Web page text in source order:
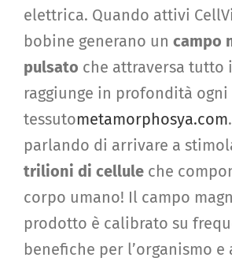
elettrica. Quando attivi
bobine generano un campo
pulsato che attraversa tutto
raggiunge in profondità ogni
tessutometamorphosya.com
parlando di arrivare a
trilioni di cellule che
corpo umano! Il campo
prodotto è calibrato su
benefiche per l’organismo e